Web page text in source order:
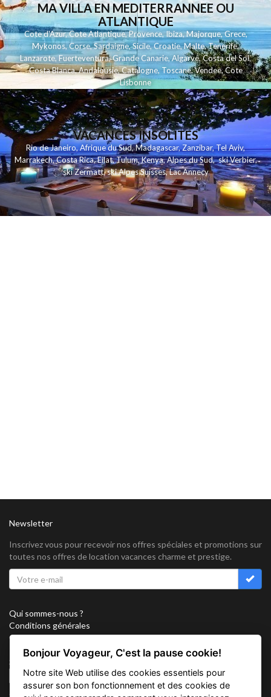
MA VILLA EN MEDITERRANNEE OU
ATLANTIQUE
Cote d'Azur,Cote Atlantique,Provence,Ibiza,Majorque,Grece,
Mykonos,Corse,Sardaigne,Sicile,Croatie,Malte,Tenerife,
Lanzarote,Fuerteventura,Grande Canarie,Algarve,Costa del Sol,
Costa Blanca,Andalousie,Catalogne,Toscane,Vendee,Cote
Lisbonne
VACANCES INSOLITES
Rio de Janeiro,Afrique du Sud,Madagascar,Zanzibar,Tel Aviv,
Marrakech,Costa Rica,Eilat,Tulum,Kenya,Alpes du Sud,ski Verbier,
ski Zermatt,ski Alpes Suisses,Lac Annecy
Newsletter
Inscrivez vous pour recevoir nos offres spéciales et promotions sur
toutes nos offres de location vacances charme et prestige.
Qui sommes-nous ?
Conditions générales
Confidentialité
Partenariat
Sitemap
Cookies
Bonjour Voyageur, C'est la pause cookie!
Notre site Web utilise des cookies essentiels pour
assurer son bon fonctionnement et des cookies de